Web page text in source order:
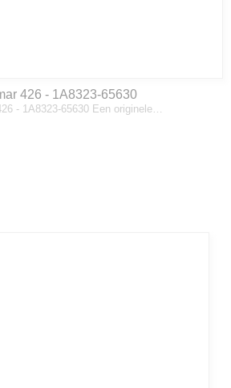
426 - 1A8323-65630
- 1A8323-65630 Een originele…